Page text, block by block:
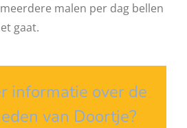
malen per dag bellen
gaat.
informatie over de
van Doortje?